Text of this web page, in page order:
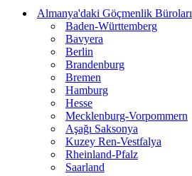
Almanya'daki Göçmenlik Büroları
Baden-Württemberg
Bavyera
Berlin
Brandenburg
Bremen
Hamburg
Hesse
Mecklenburg-Vorpommern
Aşağı Saksonya
Kuzey Ren-Vestfalya
Rheinland-Pfalz
Saarland